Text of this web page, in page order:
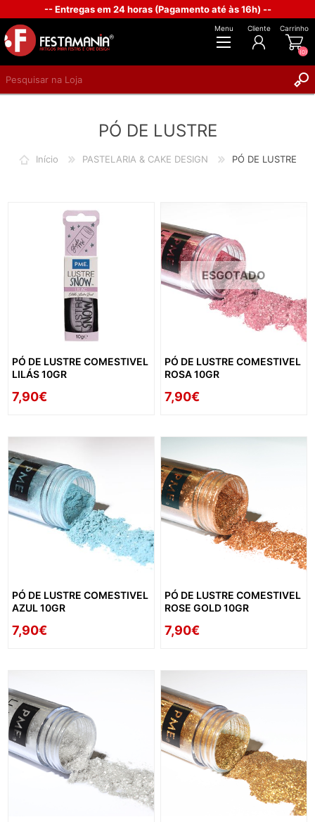
-- Entregas em 24 horas (Pagamento até às 16h) --
Menu Cliente Carrinho
(0)
PÓ DE LUSTRE
Início PASTELARIA & CAKE DESIGN PÓ DE LUSTRE
PÓ DE LUSTRE COMESTIVEL
LILÁS 10GR
7,90€
ESGOTADO
PÓ DE LUSTRE COMESTIVEL
ROSA 10GR
7,90€
PÓ DE LUSTRE COMESTIVEL
AZUL 10GR
7,90€
PÓ DE LUSTRE COMESTIVEL
ROSE GOLD 10GR
7,90€